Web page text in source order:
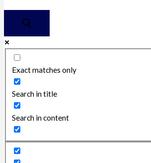
Exact matches only
Search in title
Search in content